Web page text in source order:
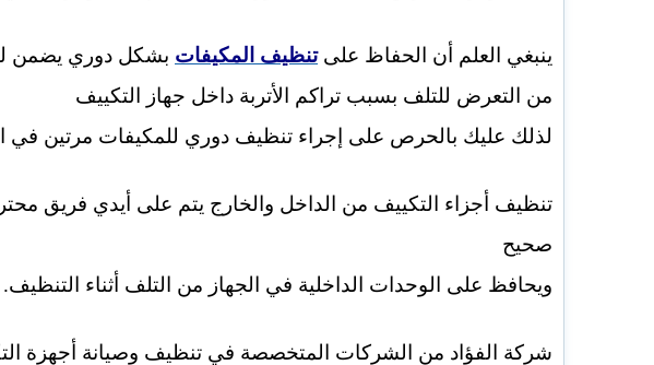
ينبغي العلم أن الحفاظ علىتنظيف المكيفات بشكل دوري يضمن
من التعرض للتلف بسبب تراكم الأتربة داخل جهاز التكييف
لذلك عليك بالحرص على إجراء تنظيف دوري للمكيفات مرتين في
تنظيف أجزاء التكييف من الداخل والخارج يتم على أيدي فريق
صحيح
ويحافظ على الوحدات الداخلية في الجهاز من التلف أثناء التنظيف.
شركة الفؤاد من الشركات المتخصصة في تنظيف وصيانة أجهزة